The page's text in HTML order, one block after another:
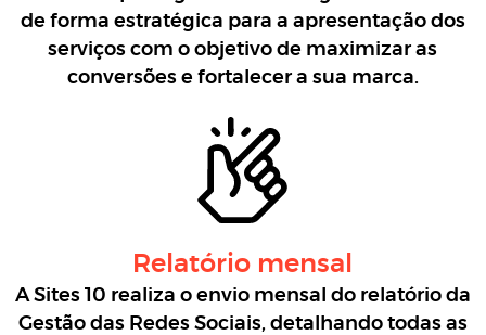
de forma estratégica para a apresentação dos
serviços com o objetivo de maximizar as
conversões e fortalecer a sua marca.
Relatório mensal
A Sites 10 realiza o envio mensal do relatório da
Gestão das Redes Sociais, detalhando todas as